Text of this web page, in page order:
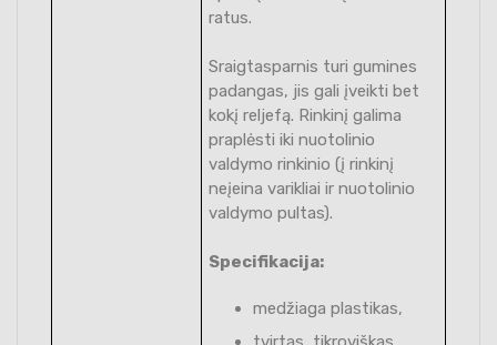
ratus.
Sraigtasparnis turi gumines
padangas, jis gali įveikti bet
kokį reljefą. Rinkinį galima
praplėsti iki nuotolinio
valdymo rinkinio (į rinkinį
neįeina varikliai ir nuotolinio
valdymo pultas).
Specifikacija:
medžiaga plastikas,